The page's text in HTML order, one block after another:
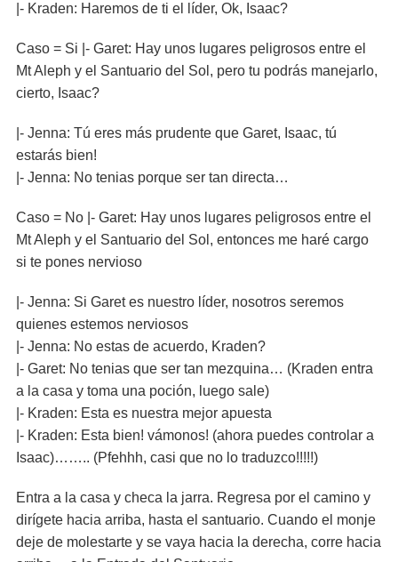
|- Kraden: Haremos de ti el líder, Ok, Isaac?
Caso = Si |- Garet: Hay unos lugares peligrosos entre el
Mt Aleph y el Santuario del Sol, pero tu podrás manejarlo,
cierto, Isaac?
|- Jenna: Tú eres más prudente que Garet, Isaac, tú
estarás bien!
|- Jenna: No tenias porque ser tan directa…
Caso = No |- Garet: Hay unos lugares peligrosos entre el
Mt Aleph y el Santuario del Sol, entonces me haré cargo
si te pones nervioso
|- Jenna: Si Garet es nuestro líder, nosotros seremos
quienes estemos nerviosos
|- Jenna: No estas de acuerdo, Kraden?
|- Garet: No tenias que ser tan mezquina… (Kraden entra
a la casa y toma una poción, luego sale)
|- Kraden: Esta es nuestra mejor apuesta
|- Kraden: Esta bien! vámonos! (ahora puedes controlar a
Isaac)…….. (Pfehhh, casi que no lo traduzco!!!!!)
Entra a la casa y checa la jarra. Regresa por el camino y
dirígete hacia arriba, hasta el santuario. Cuando el monje
deje de molestarte y se vaya hacia la derecha, corre hacia